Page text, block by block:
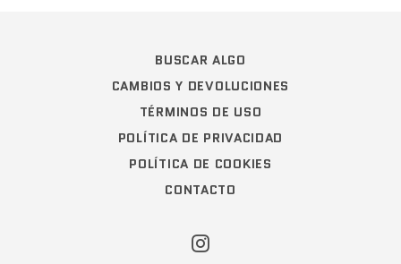
BUSCAR ALGO
CAMBIOS Y DEVOLUCIONES
TÉRMINOS DE USO
POLÍTICA DE PRIVACIDAD
POLÍTICA DE COOKIES
CONTACTO
Instagram